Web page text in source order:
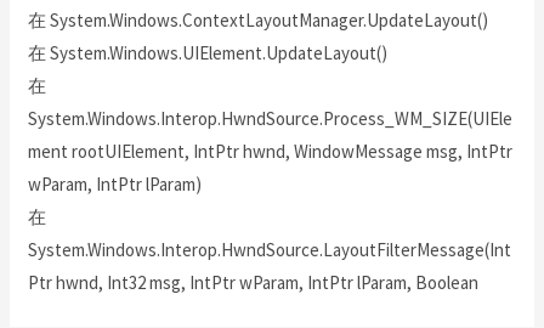
在 System.Windows.ContextLayoutManager.UpdateLayout()
在 System.Windows.UIElement.UpdateLayout()
在
System.Windows.Interop.HwndSource.Process_WM_SIZE(UIEle
ment rootUIElement, IntPtr hwnd, WindowMessage msg, IntPtr
wParam, IntPtr lParam)
在
System.Windows.Interop.HwndSource.LayoutFilterMessage(Int
Ptr hwnd, Int32 msg, IntPtr wParam, IntPtr lParam, Boolean